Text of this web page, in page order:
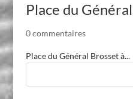
Place du
0 commentaires
Place du Général Brosset à...